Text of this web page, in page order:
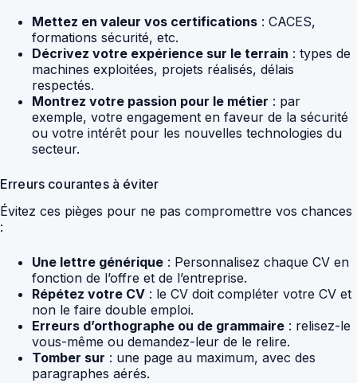
Mettez en valeur vos certifications : CACES,
formations sécurité, etc.
Décrivez votre expérience sur le terrain : types de
machines exploitées, projets réalisés, délais
respectés.
Montrez votre passion pour le métier : par
exemple, votre engagement en faveur de la sécurité
ou votre intérêt pour les nouvelles technologies du
secteur.
Erreurs courantes à éviter
Évitez ces pièges pour ne pas compromettre vos chances
:
Une lettre générique : Personnalisez chaque CV en
fonction de l’offre et de l’entreprise.
Répétez votre CV : le CV doit compléter votre CV et
non le faire double emploi.
Erreurs d’orthographe ou de grammaire : relisez-le
vous-même ou demandez-leur de le relire.
Tomber sur : une page au maximum, avec des
paragraphes aérés.